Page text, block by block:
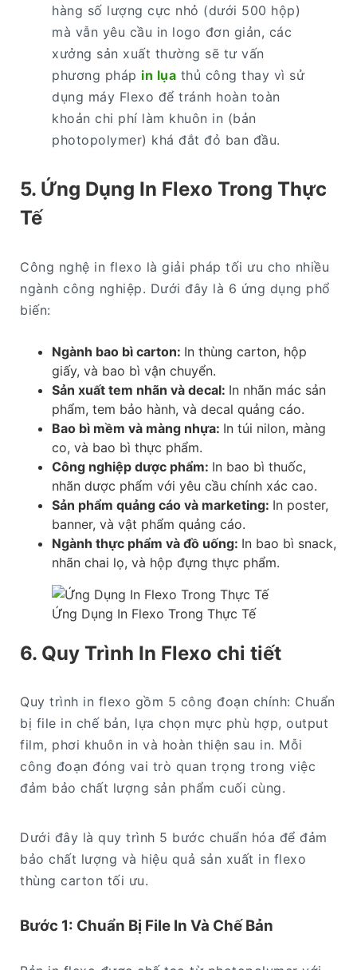
hàng số lượng cực nhỏ (dưới 500 hộp)
mà vẫn yêu cầu in logo đơn giản, các
xưởng sản xuất thường sẽ tư vấn
phương pháp in lụa thủ công thay vì sử
dụng máy Flexo để tránh hoàn toàn
khoản chi phí làm khuôn in (bản
photopolymer) khá đắt đỏ ban đầu.
5. Ứng Dụng In Flexo Trong Thực
Tế
Công nghệ in flexo là giải pháp tối ưu cho nhiều
ngành công nghiệp. Dưới đây là 6 ứng dụng phổ
biến:
Ngành bao bì carton: In thùng carton, hộp
giấy, và bao bì vận chuyển.
Sản xuất tem nhãn và decal: In nhãn mác sản
phẩm, tem bảo hành, và decal quảng cáo.
Bao bì mềm và màng nhựa: In túi nilon, màng
co, và bao bì thực phẩm.
Công nghiệp dược phẩm: In bao bì thuốc,
nhãn dược phẩm với yêu cầu chính xác cao.
Sản phẩm quảng cáo và marketing: In poster,
banner, và vật phẩm quảng cáo.
Ngành thực phẩm và đồ uống: In bao bì snack,
nhãn chai lọ, và hộp đựng thực phẩm.
Ứng Dụng In Flexo Trong Thực Tế
6. Quy Trình In Flexo chi tiết
Quy trình in flexo gồm 5 công đoạn chính: Chuẩn
bị file in chế bản, lựa chọn mực phù hợp, output
film, phơi khuôn in và hoàn thiện sau in. Mỗi
công đoạn đóng vai trò quan trọng trong việc
đảm bảo chất lượng sản phẩm cuối cùng.
Dưới đây là quy trình 5 bước chuẩn hóa để đảm
bảo chất lượng và hiệu quả sản xuất in flexo
thùng carton tối ưu.
Bước 1: Chuẩn Bị File In Và Chế Bản